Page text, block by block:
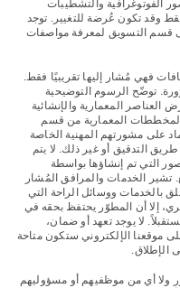
THE
LIFE
الفوتوغرافية والتشطيبات
وقد تكون عُرضة للتغيير. توجد
قسم التسويق لمعرفة مواصفات
فهي مُشار إليها تقريبيًا فقط.
توضّح الرسوم التوضيحية
المعمارية والإنشائية
المعمارية من قسم
على مشورتهم المهنية الخاصة
التدقيق أو غير ذلك. لا يتم
التي تم إنشاؤها بواسطة
تشير الخدمات والمرافق المُشار
بالخدمات ووسائل الراحة التي
إلا أن المطوّر يحتفظ بحقه في
لا يوجد تعهد أو ضمان،
موقعنا الإلكتروني ستكون متاحة
الإطلاق.
ولا أي من موظفيهم أو مسؤوليهم